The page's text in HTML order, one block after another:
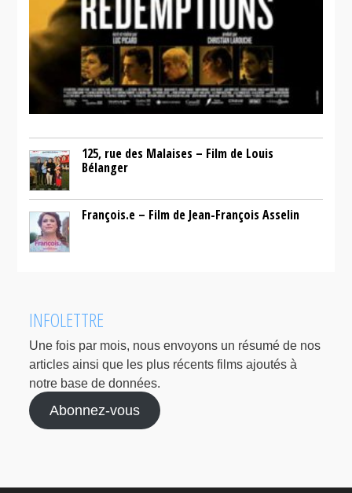
125, rue des Malaises – Film de Louis
Bélanger
François.e – Film de Jean-François Asselin
INFOLETTRE
Une fois par mois, nous envoyons un résumé de nos
articles ainsi que les plus récents films ajoutés à
notre base de données.
Abonnez-vous